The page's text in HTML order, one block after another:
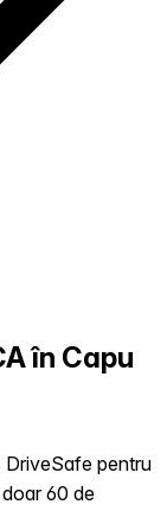
în Capu
DriveSafe pentru
60 de